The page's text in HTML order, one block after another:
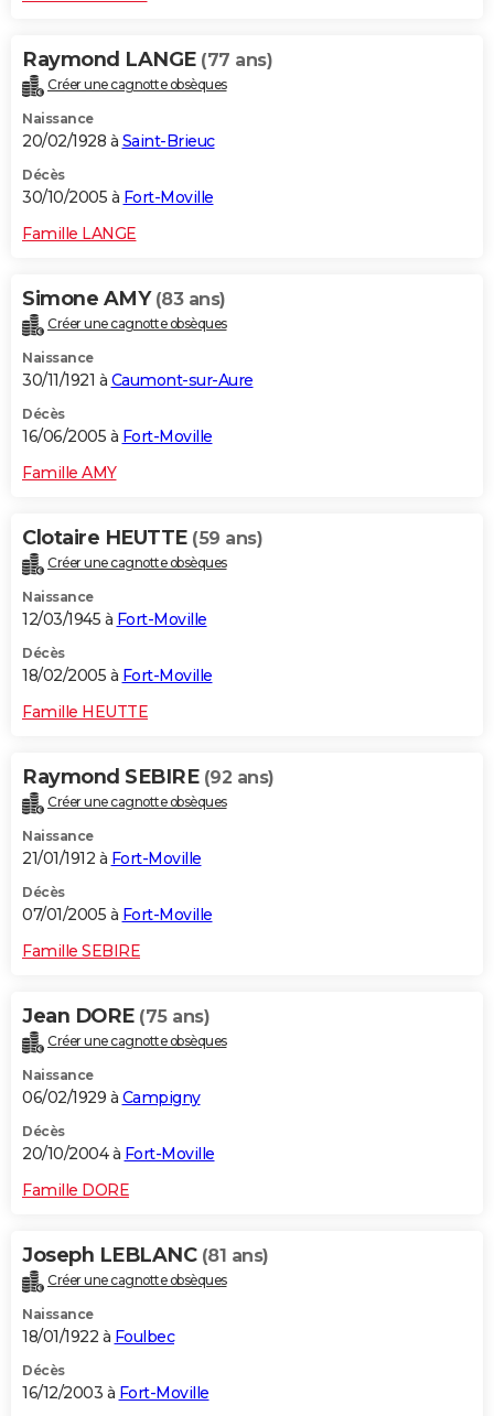
Raymond LANGE (77 ans)
Créer une cagnotte obsèques
Naissance
20/02/1928 à Saint-Brieuc
Décès
30/10/2005 à Fort-Moville
Famille LANGE
Simone AMY (83 ans)
Créer une cagnotte obsèques
Naissance
30/11/1921 à Caumont-sur-Aure
Décès
16/06/2005 à Fort-Moville
Famille AMY
Clotaire HEUTTE (59 ans)
Créer une cagnotte obsèques
Naissance
12/03/1945 à Fort-Moville
Décès
18/02/2005 à Fort-Moville
Famille HEUTTE
Raymond SEBIRE (92 ans)
Créer une cagnotte obsèques
Naissance
21/01/1912 à Fort-Moville
Décès
07/01/2005 à Fort-Moville
Famille SEBIRE
Jean DORE (75 ans)
Créer une cagnotte obsèques
Naissance
06/02/1929 à Campigny
Décès
20/10/2004 à Fort-Moville
Famille DORE
Joseph LEBLANC (81 ans)
Créer une cagnotte obsèques
Naissance
18/01/1922 à Foulbec
Décès
16/12/2003 à Fort-Moville